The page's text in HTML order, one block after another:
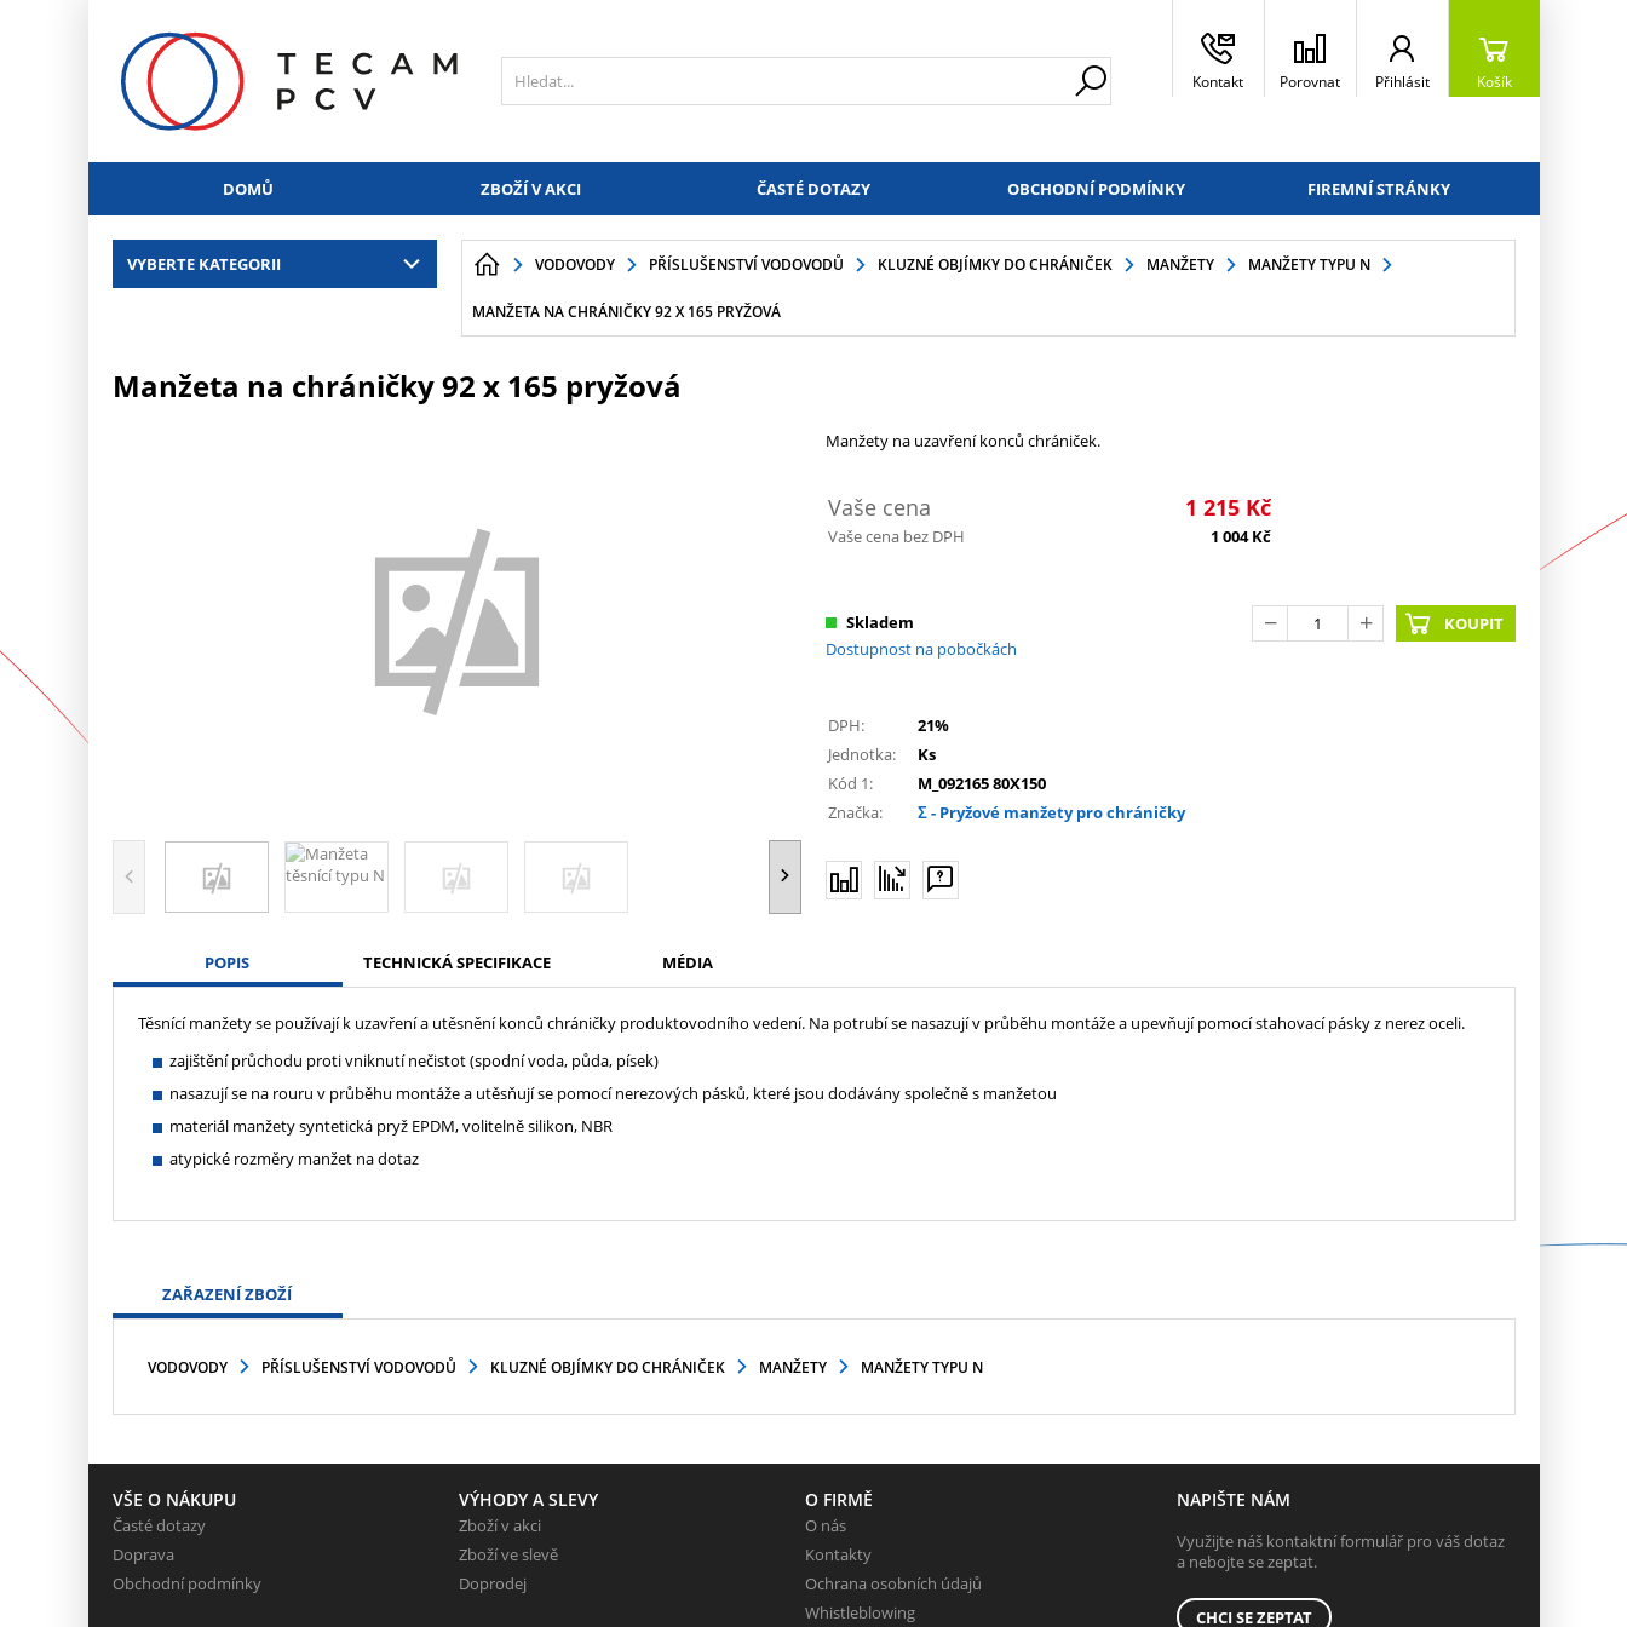
Kontakt Porovnat Přihlásit Košík
DOMŮ ZBOŽÍ V AKCI ČASTÉ DOTAZY OBCHODNÍ PODMÍNKY FIREMNÍ STRÁNKY
VYBERTE KATEGORII VODOVODY PŘÍSLUŠENSTVÍ VODOVODŮ KLUZNÉ OBJÍMKY DO CHRÁNIČEK MANŽETY MANŽETY TYPU N
MANŽETA NA CHRÁNIČKY 92 X 165 PRYŽOVÁ
Manžeta na chráničky 92 x 165 pryžová
Manžety na uzavření konců chrániček.
Vaše cena 1 215 Kč
Vaše cena bez DPH 1 004Kč
Skladem
Dostupnost na pobočkách
KOUPIT
DPH:
21%
Jednotka:
Ks
Kód 1:
M_092165 80X150
Značka:
Σ - Pryžové manžety pro chráničky
POPIS TECHNICKÁ SPECIFIKACE MÉDIA
Těsnící manžety se používají k uzavření a utěsnění konců chráničky produktovodního vedení. Na potrubí se nasazují v průběhu montáže a upevňují pomocí stahovací pásky z nerez oceli.
zajištění průchodu proti vniknutí nečistot (spodní voda, půda, písek)
nasazují se na rouru v průběhu montáže a utěsňují se pomocí nerezových pásků, které jsou dodávány společně s manžetou
materiál manžety syntetická pryž EPDM, volitelně silikon, NBR
atypické rozměry manžet na dotaz
ZAŘAZENÍ ZBOŽÍ
VODOVODY PŘÍSLUŠENSTVÍ VODOVODŮ KLUZNÉ OBJÍMKY DO CHRÁNIČEK MANŽETY MANŽETY TYPU N
VŠE O NÁKUPU
Časté dotazy
Doprava
Obchodní podmínky
VÝHODY A SLEVY
Zboží v akci
Zboží ve slevě
Doprodej
O FIRMĚ
O nás
Kontakty
Ochrana osobních údajů
Whistleblowing
NAPIŠTE NÁM
Využijte náš kontaktní formulář pro váš dotaz
a nebojte se zeptat.
CHCI SE ZEPTAT